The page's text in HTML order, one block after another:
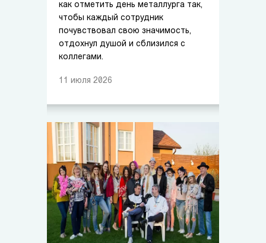
как отметить день металлурга так,
чтобы каждый сотрудник
почувствовал свою значимость,
отдохнул душой и сблизился с
коллегами.
11 июля 2026